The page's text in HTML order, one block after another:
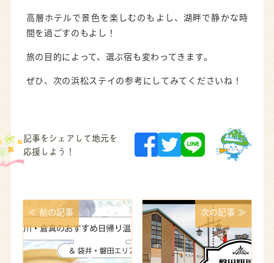
高層ホテルで景色を楽しむのもよし、湖畔で静かな時
間を過ごすのもよし！
旅の目的によって、選ぶ宿も変わってきます。
ぜひ、次の浜松ステイの参考にしてみてくださいね！
記事をシェアして地元を
応援しよう！
≪ 前の記事 次の記事 ≫